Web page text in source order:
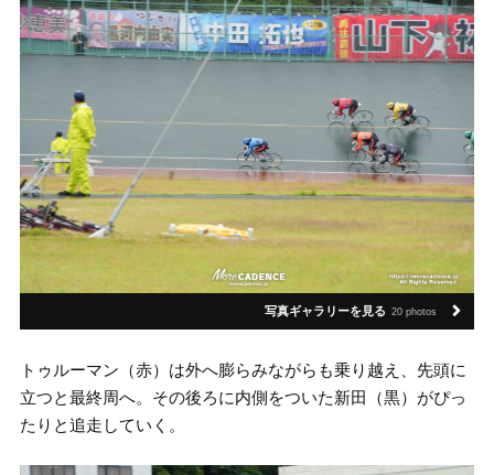
写真ギャラリーを見る 20 photos
トゥルーマン（赤）は外へ膨らみながらも乗り越え、先頭に
立つと最終周へ。その後ろに内側をついた新田（黒）がぴっ
たりと追走していく。